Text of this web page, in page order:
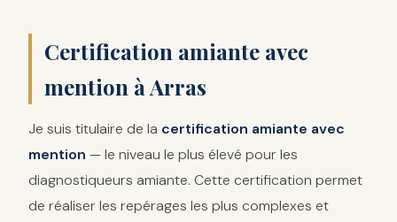
Certification amiante avec
mention à Arras
Je suis titulaire de la certification amiante avec
mention — le niveau le plus élevé pour les
diagnostiqueurs amiante. Cette certification permet
de réaliser les repérages les plus complexes et